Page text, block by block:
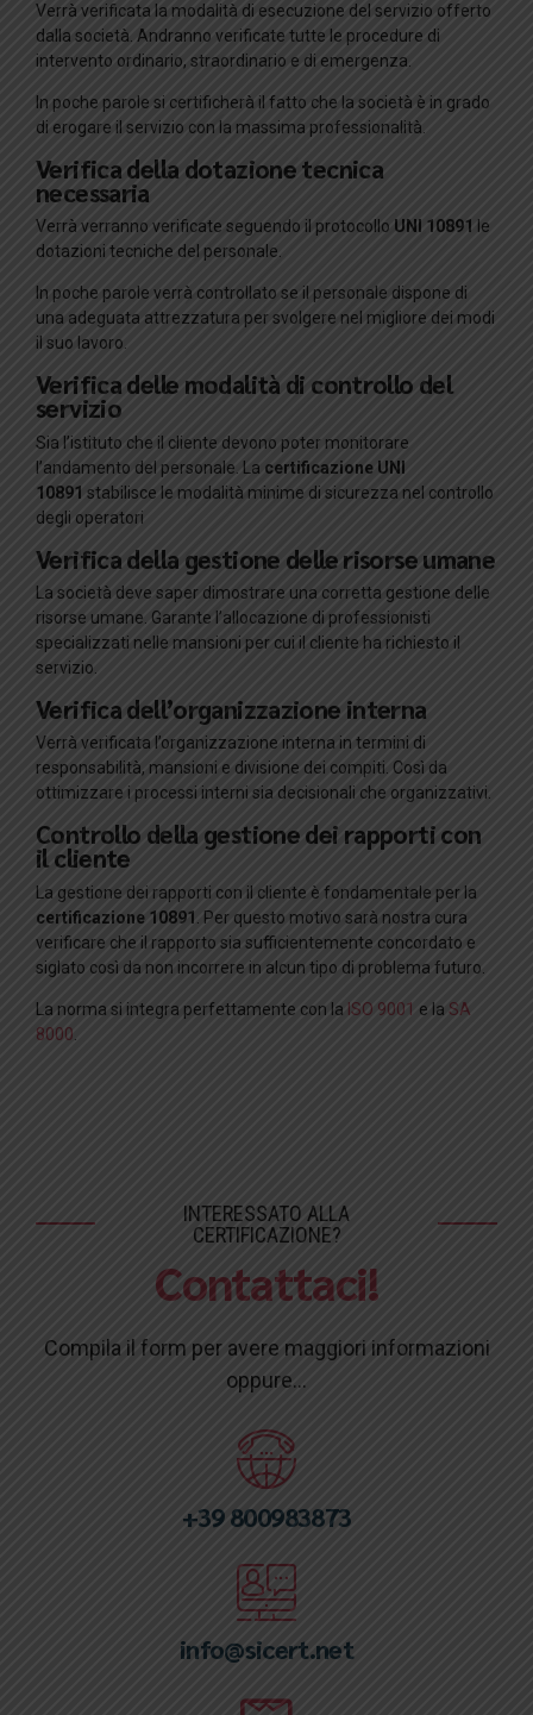
Verrà verificata la modalità di esecuzione del servizio offerto
dalla società. Andranno verificate tutte le procedure di
intervento ordinario, straordinario e di emergenza.
In poche parole si certificherà il fatto che la società è in grado
di erogare il servizio con la massima professionalità.
Verifica della dotazione tecnica
necessaria
Verrà verranno verificate seguendo il protocollo UNI 10891
le
dotazioni tecniche del personale.
In poche parole verrà controllato se il personale dispone di
una adeguata attrezzatura per svolgere nel migliore dei modi
il suo lavoro.
Verifica delle modalità di controllo del
servizio
Sia l’istituto che il cliente devono poter monitorare
l’andamento del personale. La certificazione UNI
10891 stabilisce le modalità minime di sicurezza nel controllo
degli operatori
Verifica della gestione delle risorse umane
La società deve saper dimostrare una corretta gestione delle
risorse umane. Garante l’allocazione di professionisti
specializzati nelle mansioni per cui il cliente ha richiesto il
servizio.
Verifica dell’organizzazione interna
Verrà verificata l’organizzazione interna in termini di
responsabilità, mansioni e divisione dei compiti. Così da
ottimizzare i processi interni sia decisionali che organizzativi.
Controllo della gestione dei rapporti con
il cliente
La gestione dei rapporti con il cliente è fondamentale per la
certificazione 10891
. Per questo motivo sarà nostra cura
verificare che il rapporto sia sufficientemente concordato e
siglato così da non incorrere in alcun tipo di problema futuro.
La norma si integra perfettamente con la ISO 9001 e la SA
8000
INTERESSATO ALLA
CERTIFICAZIONE?
Contattaci!
Compila il form per avere maggiori informazioni
oppure...
+39 800983873
info@sicert.net